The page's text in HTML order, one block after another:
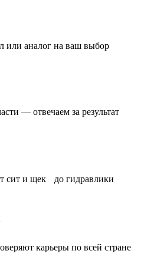
или аналог на ваш выбор
— отвечаем за результат
сит и щек до гидравлики
карьеры по всей стране